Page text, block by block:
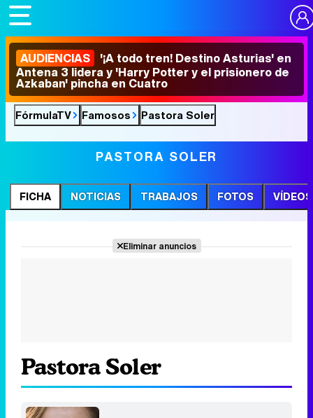
AUDIENCIAS '¡A todo tren! Destino Asturias' en
Antena 3 lidera y 'Harry Potter y el prisionero de
Azkaban' pincha en Cuatro
FórmulaTV Famosos Pastora Soler
PASTORA SOLER
FICHA NOTICIAS TRABAJOS FOTOS VÍDEOS
Eliminar anuncios
Pastora Soler